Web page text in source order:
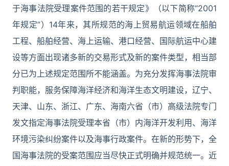
于海事法院受理案件范围的若干规定》（以下简称“2001
年规定”）14年来，其所规范的海上贸易航运领域在船舶
工程、船舶经营、海上运输、港口经营、国际航运中心建
设等方面出现诸多新的交易形式及新的案件类型，相当部
分已为上述规定范围所不能涵盖。为充分发挥海事法院审
判职能，服务保障海洋经济和海洋生态文明建设，辽宁、
天津、山东、浙江、广东、海南六省（市）高级法院专门
发文指定海事法院受理本省（市）内海洋开发利用、海洋
环境污染纠纷案件以及海事行政案件。在新的形势下，全
国海事法院的受案范围应当尽快正式明确并规范统一。近